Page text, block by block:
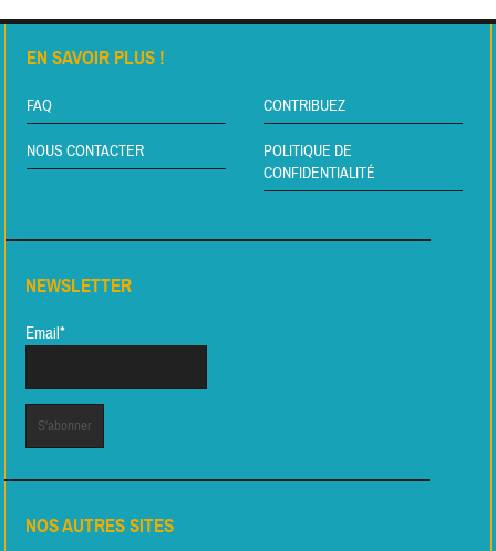
EN SAVOIR PLUS !
FAQ CONTRIBUEZ
NOUS CONTACTER
POLITIQUE DE
CONFIDENTIALITÉ
NEWSLETTER
Email*
NOS AUTRES SITES